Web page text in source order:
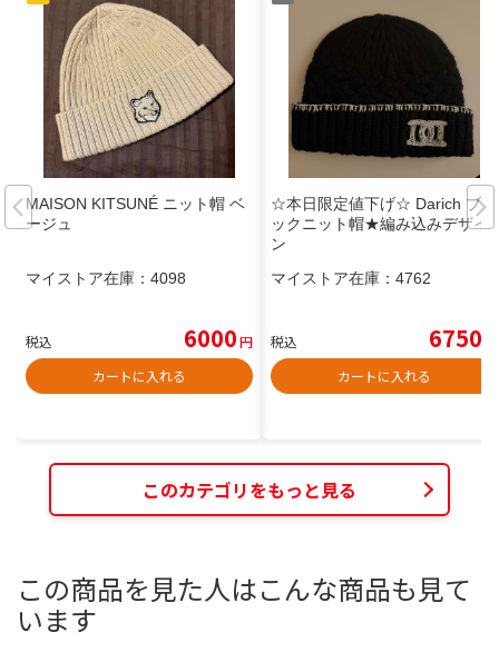
MAISON KITSUNÉ ニット帽 ベ
ージュ
マイストア在庫： 4098
税込 6000円
カートに入れる
☆本日限定値下げ☆ Darich ブラ
ックニット帽★編み込みデザイ
ン
マイストア在庫： 4762
税込 6750
カートに入れる
このカテゴリをもっと見る
この商品を見た人はこんな商品も見て
います